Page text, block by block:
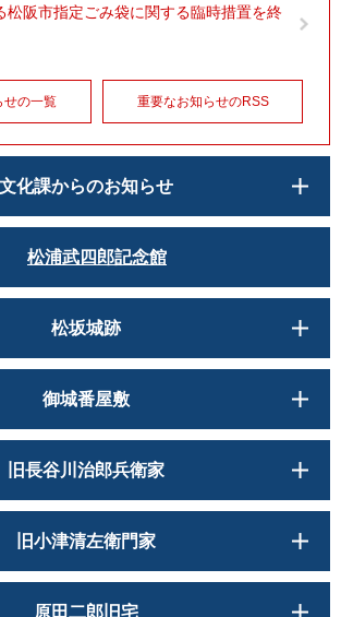
松阪市指定ごみ袋に関する臨時措置を終
せの一覧 重要なお知らせのRSS
文化課からのお知らせ
松浦武四郎記念館
松坂城跡
御城番屋敷
旧長谷川治郎兵衛家
旧小津清左衛門家
原田二郎旧宅